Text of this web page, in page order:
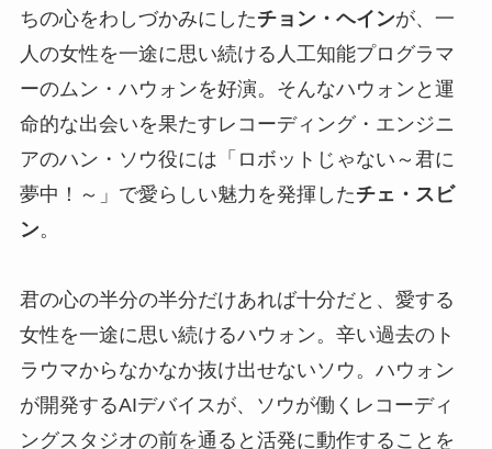
ちの心をわしづかみにしたチョン・ヘインが、一
人の女性を一途に思い続ける人工知能プログラマ
ーのムン・ハウォンを好演。そんなハウォンと運
命的な出会いを果たすレコーディング・エンジニ
アのハン・ソウ役には「ロボットじゃない～君に
夢中！～」で愛らしい魅力を発揮したチェ・スビ
ン。
君の心の半分の半分だけあれば十分だと、愛する
女性を一途に思い続けるハウォン。辛い過去のト
ラウマからなかなか抜け出せないソウ。ハウォン
が開発するAIデバイスが、ソウが働くレコーディ
ングスタジオの前を通ると活発に動作することを